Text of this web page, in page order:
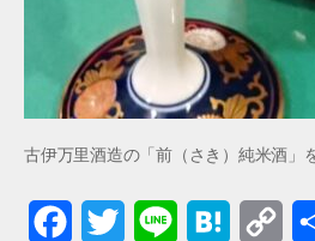
古伊万里酒造の「前（さき）純米酒」